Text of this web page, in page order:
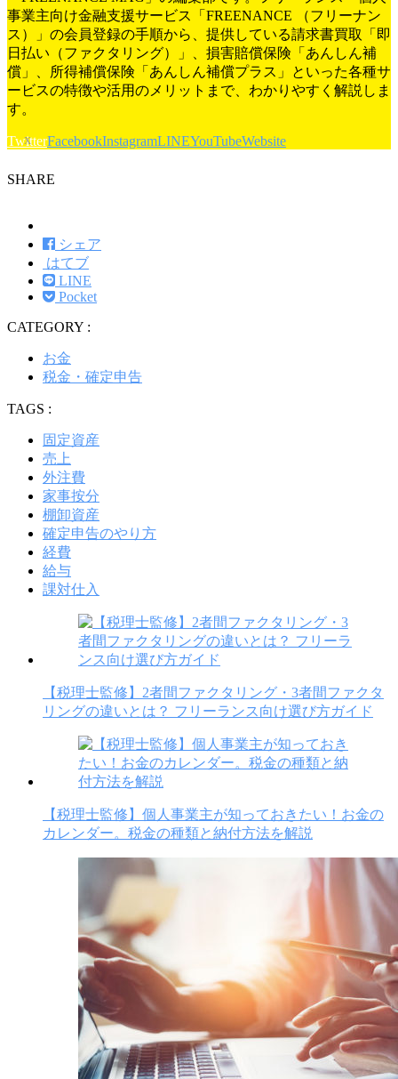
事業主向け金融支援サービス「FREENANCE （フリーナン
ス）」の会員登録の手順から、提供している請求書買取「即
日払い（ファクタリング）」、損害賠償保険「あんしん補
償」、所得補償保険「あんしん補償プラス」といった各種サ
ービスの特徴や活用のメリットまで、わかりやすく解説しま
す。
TwitterFacebookInstagramLINEYouTubeWebsite
SHARE
シェア
はてブ
LINE
Pocket
CATEGORY :
お金
税金・確定申告
TAGS :
固定資産
売上
外注費
家事按分
棚卸資産
確定申告のやり方
経費
給与
課対仕入
【税理士監修】2者間ファクタリング・3者間ファクタ
リングの違いとは？ フリーランス向け選び方ガイド
【税理士監修】個人事業主が知っておきたい！お金の
カレンダー。税金の種類と納付方法を解説